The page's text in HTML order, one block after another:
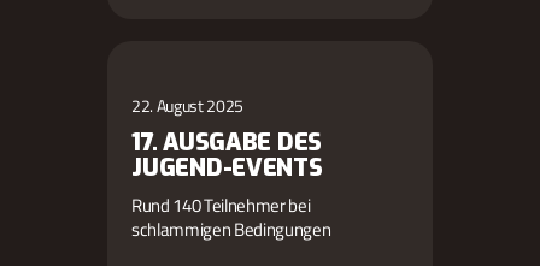
22. August 2025
17. AUSGABE DES
JUGEND-EVENTS
Rund 140 Teilnehmer bei
schlammigen Bedingungen